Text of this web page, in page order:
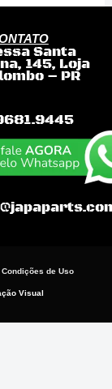
Santa
145, Loja
– PR
3198
Condições de Uso
Visual